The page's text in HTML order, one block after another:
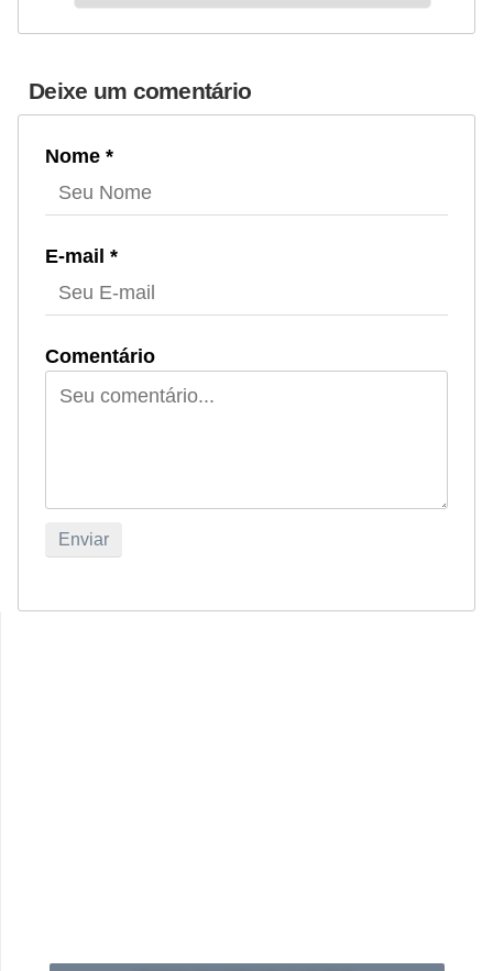
Deixe um comentário
Nome *
E-mail *
Comentário